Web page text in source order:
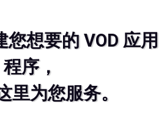
想要的 VOD 应用
程序，
里为您服务。